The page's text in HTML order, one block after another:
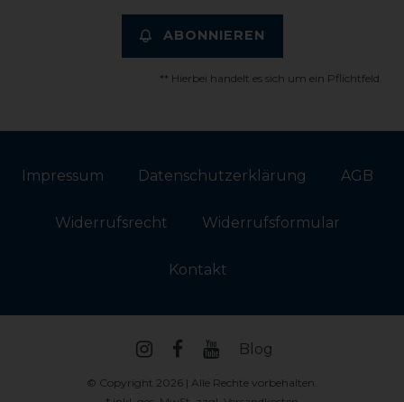
ABONNIEREN
** Hierbei handelt es sich um ein Pflichtfeld.
Impressum Daten­schutz­erklärung AGB
Widerrufs­recht Widerrufs­formular
Kontakt
Blog
© Copyright 2026 | Alle Rechte vorbehalten.